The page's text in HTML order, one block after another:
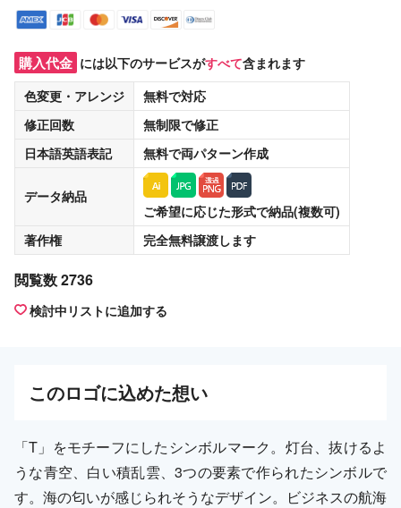
購入代金 には以下のサービスがすべて含まれます
色変更・アレンジ
無料で対応
修正回数
無制限で修正
日本語英語表記
無料で両パターン作成
データ納品
ご希望に応じた形式で納品(複数可)
著作権
完全無料譲渡します
閲覧数 2736
検討中リストに追加する
このロゴに込めた想い
「T」をモチーフにしたシンボルマーク。灯台、抜けるよ
うな青空、白い積乱雲、3つの要素で作られたシンボルで
す。海の匂いが感じられそうなデザイン。ビジネスの航海